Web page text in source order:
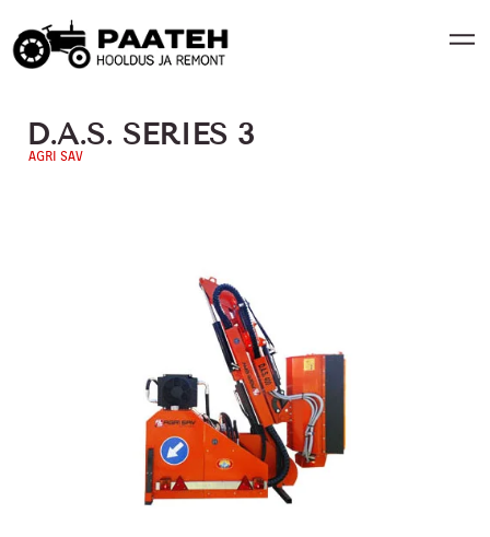
D.A.S. SERIES 3
AGRI SAV